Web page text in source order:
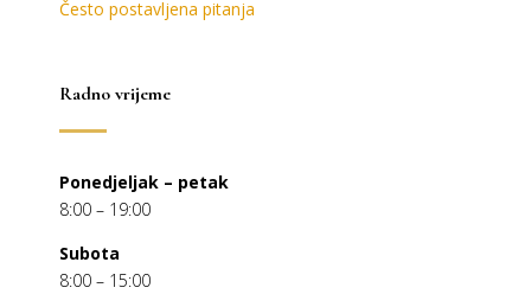
Često postavljena pitanja
Radno vrijeme
Ponedjeljak – petak
8:00 – 19:00
Subota
8:00 – 15:00